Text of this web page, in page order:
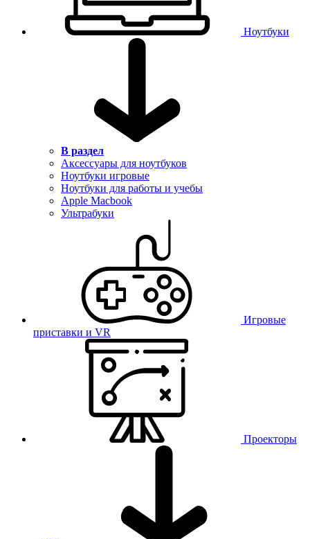
Ноутбуки
В раздел
Аксессуары для ноутбуков
Ноутбуки игровые
Ноутбуки для работы и учебы
Apple Macbook
Ультрабуки
Игровые
приставки и VR
Проекторы